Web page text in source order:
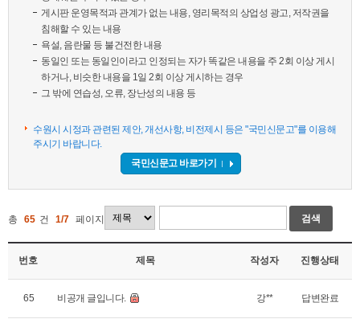
게시판 운영목적과 관계가 없는 내용, 영리목적의 상업성 광고, 저작권을
침해할 수 있는 내용
욕설, 음란물 등 불건전한 내용
동일인 또는 동일인이라고 인정되는 자가 똑같은 내용을 주 2회 이상 게시
하거나, 비슷한 내용을 1일 2회 이상 게시하는 경우
그 밖에 연습성, 오류, 장난성의 내용 등
수원시 시정과 관련된 제안, 개선사항, 비전제시 등은 "국민신문고"를 이용해
주시기 바랍니다.
국민신문고 바로가기
총 65 건 1/7 페이지 검색
번호 제목 작성자 진행상태
65 비공개 글입니다. 강** 답변완료